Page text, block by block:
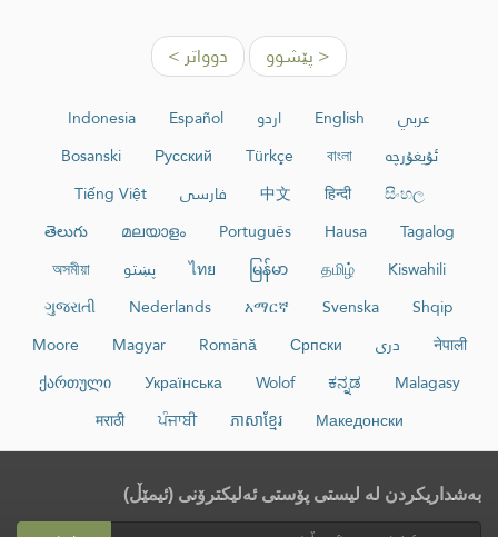
< پێشوو دوواتر >
عربي English اردو Español
Indonesia
ئۇيغۇرچە
বাংলা
Türkçe
Русский
Bosanski
සිංහල
हिन्दी
中文 فارسی
Tiếng Việt
Tagalog
Hausa
Português
മലയാളം
తెలుగు
Kiswahili
தமிழ்
မြန်မာ
ไทย پښتو
অসমীয়া
Shqip
Svenska
አማርኛ
Nederlands
ગુજરાતી
नेपाली
دری Српски
Română
Magyar
Moore
Malagasy
ಕನ್ನಡ
Wolof
Українська
ქართული
Македонски
ភាសាខ្មែរ
ਪੰਜਾਬੀ
मराठी
بەشداریکردن لە لیستی پۆستی ئەلیکترۆنی (ئیمێڵ)